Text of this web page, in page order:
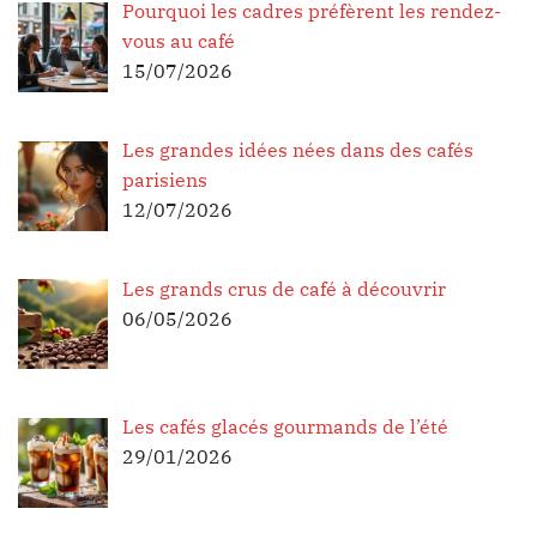
Pourquoi les cadres préfèrent les rendez-
vous au café
15/07/2026
Les grandes idées nées dans des cafés
parisiens
12/07/2026
Les grands crus de café à découvrir
06/05/2026
Les cafés glacés gourmands de l’été
29/01/2026